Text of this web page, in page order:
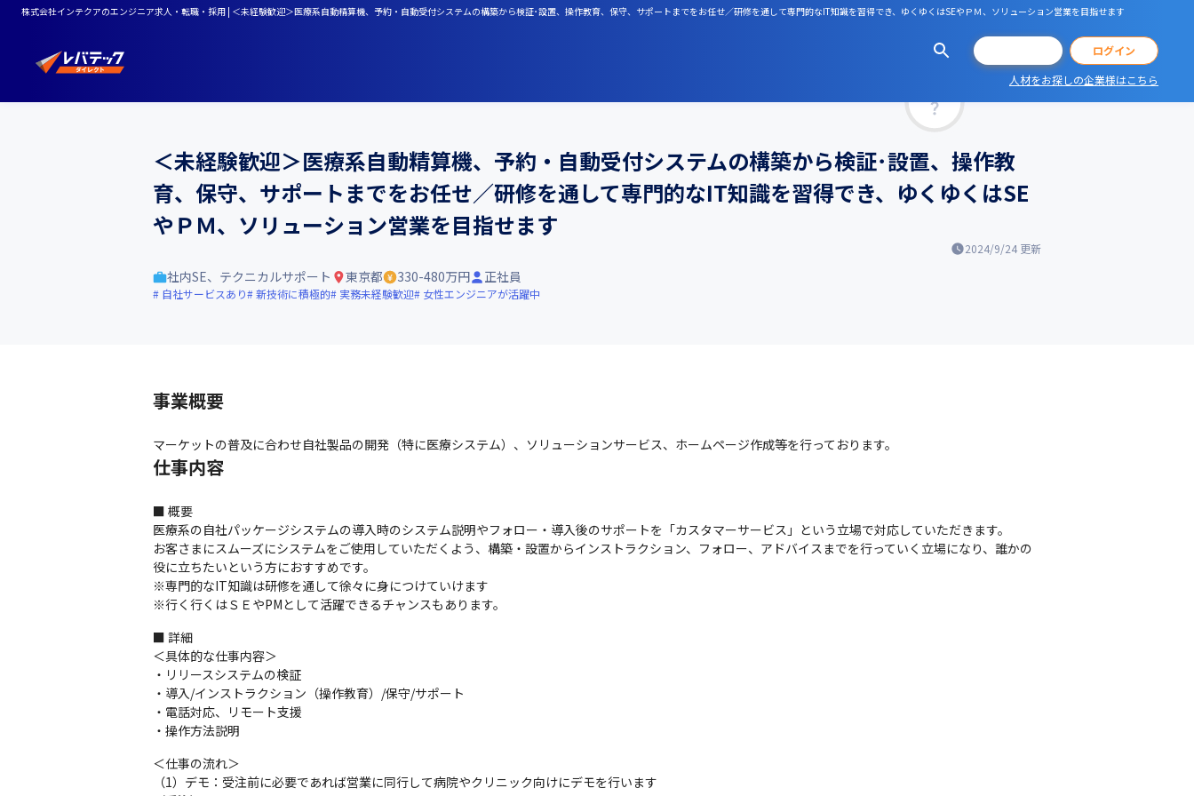
株式会社インテクアのエンジニア求人・転職・採用 | ＜未経験歓迎＞医療系自動精算機、予約・自動受付システムの構築から検証･設置、操作教育、保守、サポートまでをお任せ／研修を通して専門的なIT知識を習得でき、ゆくゆくはSEやＰＭ、ソリューション営業を目指せます
ログイン
人材をお探しの企業様はこちら
＜未経験歓迎＞医療系自動精算機、予約・自動受付システムの構築から検証･設置、操作教
育、保守、サポートまでをお任せ／研修を通して専門的なIT知識を習得でき、ゆくゆくはSE
やＰＭ、ソリューション営業を目指せます
2024/9/24 更新
社内SE、テクニカルサポート 東京都 330-480万円 正社員
自社サービスあり 新技術に積極的 実務未経験歓迎 女性エンジニアが活躍中
事業概要
マーケットの普及に合わせ自社製品の開発（特に医療システム）、ソリューションサービス、ホームページ作成等を行っております。
仕事内容
■ 概要
医療系の自社パッケージシステムの導入時のシステム説明やフォロー・導入後のサポートを「カスタマーサービス」という立場で対応していただきます。
お客さまにスムーズにシステムをご使用していただくよう、構築・設置からインストラクション、フォロー、アドバイスまでを行っていく立場になり、誰かの
役に立ちたいという方におすすめです。
※専門的なIT知識は研修を通して徐々に身につけていけます
※行く行くはＳＥやPMとして活躍できるチャンスもあります。
■ 詳細
＜具体的な仕事内容＞
・リリースシステムの検証
・導入/インストラクション（操作教育）/保守/サポート
・電話対応、リモート支援
・操作方法説明
＜仕事の流れ＞
（1）デモ：受注前に必要であれば営業に同行して病院やクリニック向けにデモを行います